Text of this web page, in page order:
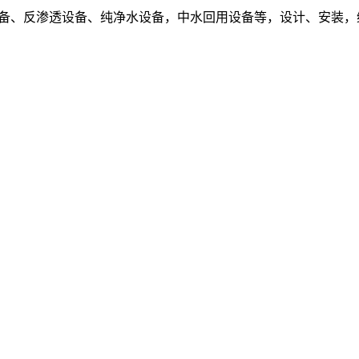
反渗透设备、纯净水设备，中水回用设备等，设计、安装，